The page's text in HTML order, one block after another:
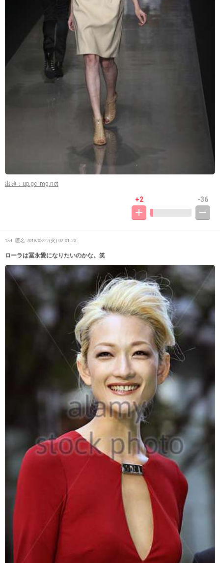
出典：up.gc-img.net
+2 -36
154. 匿名 2018/03/27(火) 02:01:20
ローラは冨永愛になりたいのかな。笑